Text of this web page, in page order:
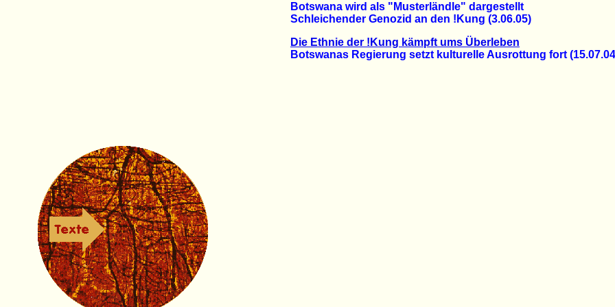
Botswana wird als "Musterländle" dargestellt
Schleichender Genozid an den !Kung (3.06.05)
Die Ethnie der !Kung kämpft ums Überleben
Botswanas Regierung setzt kulturelle Ausrottung fort